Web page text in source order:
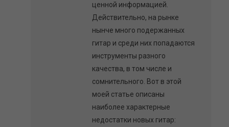
ценной информацией.
Действительно, на рынке
нынче много подержанных
гитар и среди них попадаются
инструменты разного
качества, в том числе и
сомнительного. Вот в этой
моей статье описаны
наиболее характерные
недостатки новых гитар: